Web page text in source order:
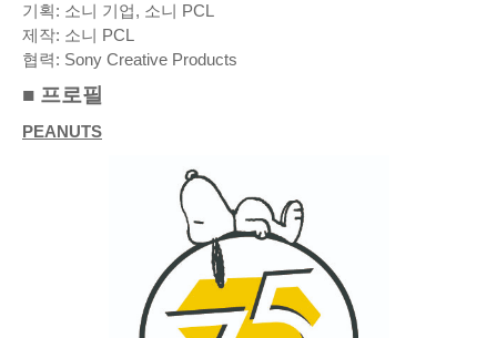
기획: 소니 기업, 소니 PCL
제작: 소니 PCL
협력: Sony Creative Products
■ 프로필
PEANUTS